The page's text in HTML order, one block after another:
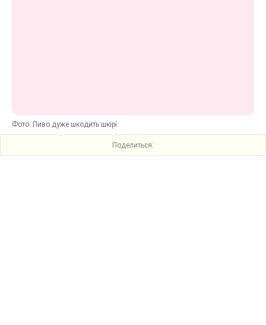
Фото: Пиво дуже шкодить шкірі
Поделиться: